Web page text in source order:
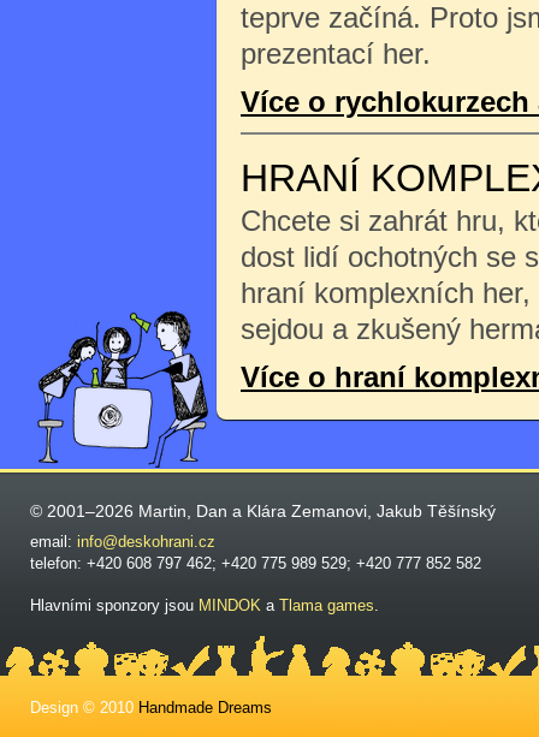
teprve začíná. Proto
prezentací her.
Více o rychlokurzech
HRANÍ
Chcete si zahrát hru,
dost lidí ochotných se
hraní komplexních
sejdou a zkušený
Více o hraní
© 2001–2026 Martin, Dan a Klára Zemanovi, Jakub Těšínský
email: info@deskohrani.cz
telefon: +420 608 797 462; +420 775 989 529; +420 777 852 582
Hlavními sponzory jsou MINDOK a Tlama games.
Design © 2010 Handmade Dreams